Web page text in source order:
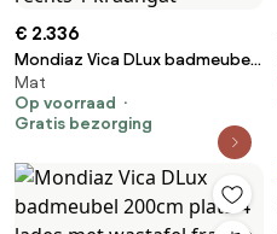
€ 2.336
Mondiaz Vica DLux badmeubel
200cm oro 4 lades met
wastafel frappe rechts 1
kraangat
Mat
Op voorraad
Gratis bezorging